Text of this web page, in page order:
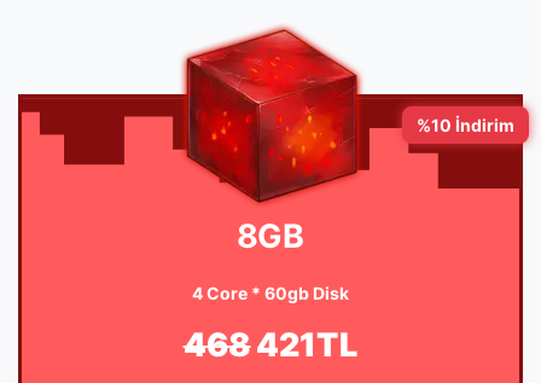
%10 İndirim
8GB
4 Core * 60gb Disk
468421TL